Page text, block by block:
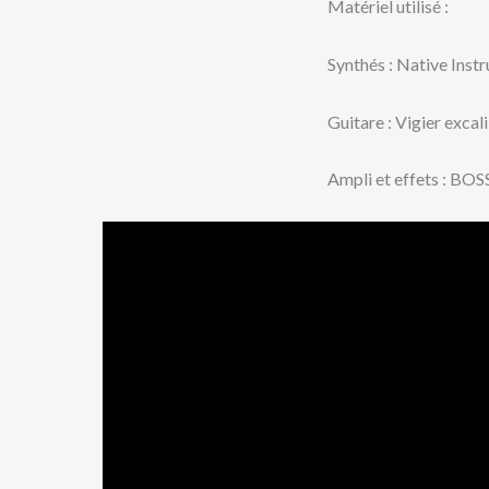
Matériel utilisé :
Synthés : Native
Guitare : Vigier
Ampli et effets :